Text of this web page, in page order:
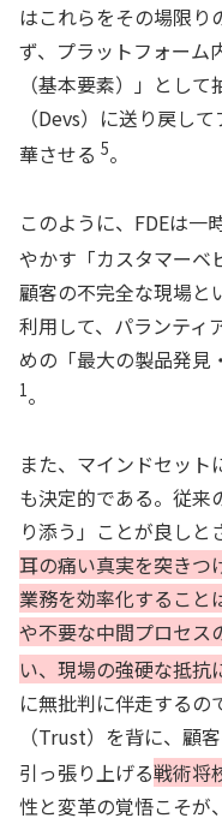
はこれらをその場限り
ず、プラットフォーム
（基本要素）」とし
（Devs）に送り戻し
華させる 5。
このように、FDEは一
やかす「カスタマーベ
顧客の不完全な現場
利用して、パランティ
めの「最大の製品発見
1。
また、マインドセッ
も決定的である。従来
り添う」ことが良しと
耳の痛い真実を突きつ
業務を効率化すること
や不要な中間プロセス
い、現場の強硬な抵抗
に無批判に伴走するの
（Trust）を背に、顧
引っ張り上げる戦術将
性と変革の覚悟こそが